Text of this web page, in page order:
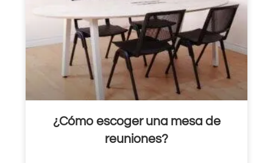
¿Cómo escoger una mesa de
reuniones?